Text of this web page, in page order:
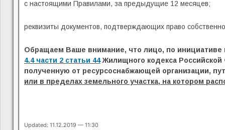
с настоящими Правилами, за предыдущие 12 месяцев;
реквизиты документов, подтверждающих право
Обращаем Ваше внимание, что лицо, по инициативе
4.4 части 2 статьи 44Жилищного кодекса
полученную от ресурсоснабжающей организации,
или в пределах земельного участка, на котором
Updated: 11.12.2019 — 11:30